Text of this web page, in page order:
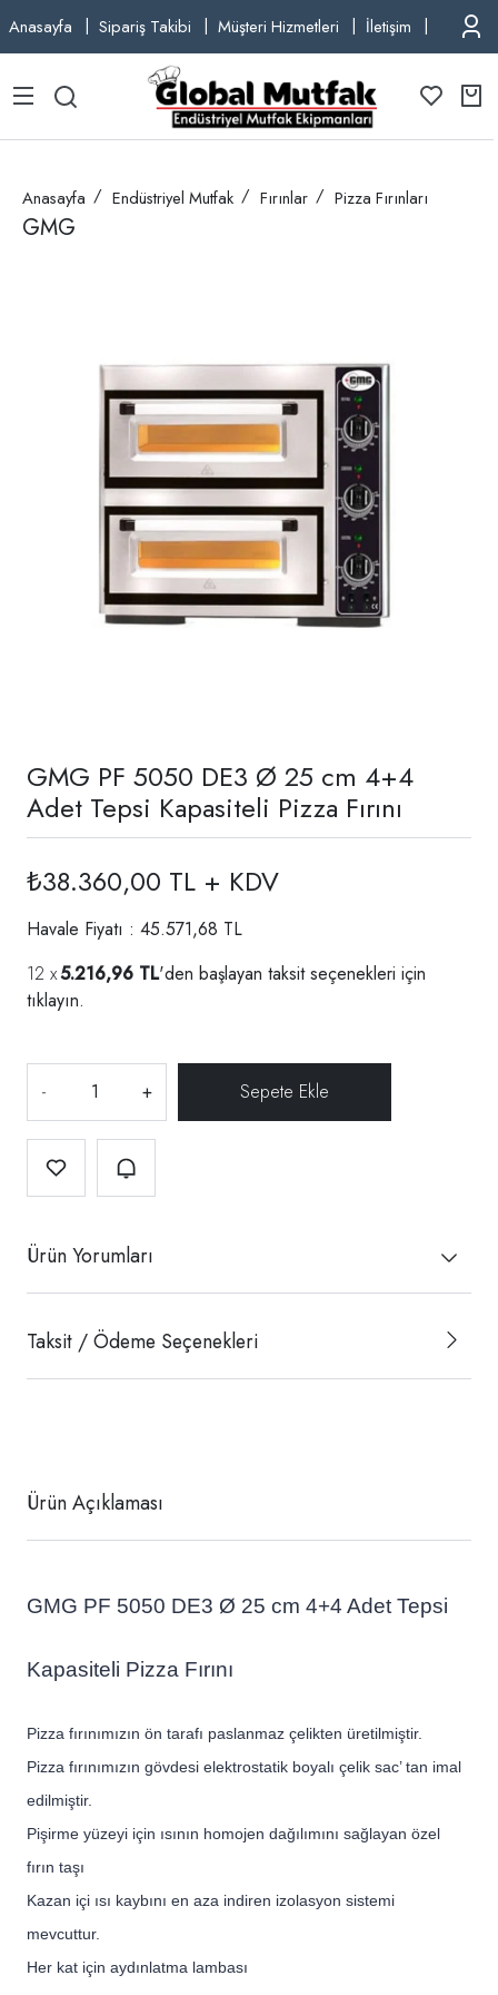
Anasayfa Sipariş Takibi Müşteri Hizmetleri İletişim TEL:
Anasayfa Endüstriyel Mutfak Fırınlar Pizza Fırınları
GMG
GMG PF 5050 DE3 Ø 25 cm 4+4
Adet Tepsi Kapasiteli Pizza Fırını
₺38.360,00 TL + KDV
Havale Fiyatı : 45.571,68 TL
5.216,96 TL'den başlayan taksit seçenekleri için
tıklayın.
- +
Ürün Yorumları
Taksit / Ödeme Seçenekleri
Ürün Açıklaması
GMG PF 5050 DE3 Ø 25 cm 4+4 Adet Tepsi
Kapasiteli Pizza Fırını
Pizza fırınımızın ön tarafı paslanmaz çelikten üretilmiştir.
Pizza fırınımızın gövdesi elektrostatik boyalı çelik sac’ tan imal
edilmiştir.
Pişirme yüzeyi için ısının homojen dağılımını sağlayan özel
fırın taşı
Kazan içi ısı kaybını en aza indiren izolasyon sistemi
mevcuttur.
Her kat için aydınlatma lambası